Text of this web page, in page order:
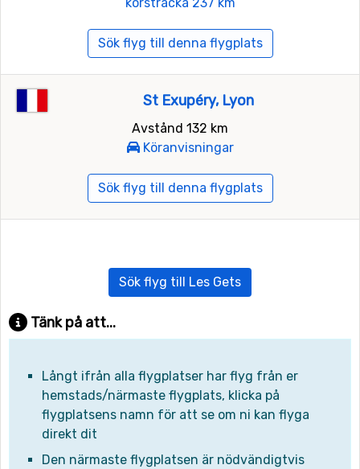
Sök flyg till denna flygplats
St Exupéry, Lyon
Avstånd 132 km
Köranvisningar
Sök flyg till denna flygplats
Sök flyg till Les Gets
Tänk på att...
Långt ifrån alla flygplatser har flyg från er
hemstads/närmaste flygplats, klicka på
flygplatsens namn för att se om ni kan flyga
direkt dit
Den närmaste flygplatsen är nödvändigtvis